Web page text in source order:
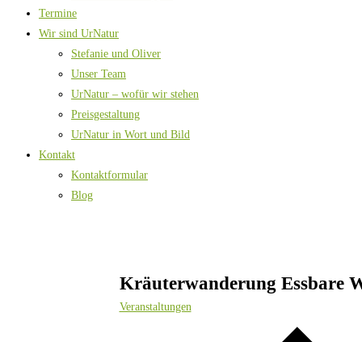
Termine
Wir sind UrNatur
Stefanie und Oliver
Unser Team
UrNatur – wofür wir stehen
Preisgestaltung
UrNatur in Wort und Bild
Kontakt
Kontaktformular
Blog
Kräuterwanderung Essbare
Veranstaltungen